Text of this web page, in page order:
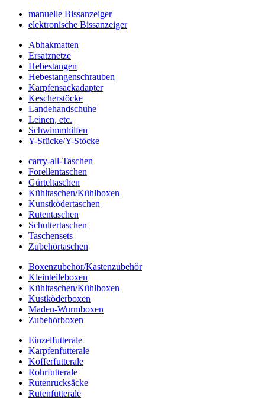
manuelle Bissanzeiger
elektronische Bissanzeiger
Abhakmatten
Ersatznetze
Hebestangen
Hebestangenschrauben
Karpfensackadapter
Kescherstöcke
Landehandschuhe
Leinen, etc.
Schwimmhilfen
Y-Stücke/Y-Stöcke
carry-all-Taschen
Forellentaschen
Gürteltaschen
Kühltaschen/Kühlboxen
Kunstködertaschen
Rutentaschen
Schultertaschen
Taschensets
Zubehörtaschen
Boxenzubehör/Kastenzubehör
Kleinteileboxen
Kühltaschen/Kühlboxen
Kustköderboxen
Maden-Wurmboxen
Zubehörboxen
Einzelfutterale
Karpfenfutterale
Kofferfutterale
Rohrfutterale
Rutenrucksäcke
Rutenfutterale